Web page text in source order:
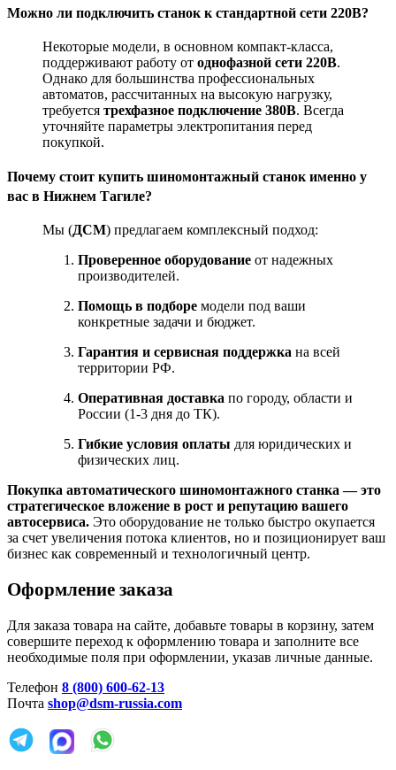
Можно ли подключить станок к стандартной сети 220В?
Некоторые модели, в основном компакт-класса,
поддерживают работу от однофазной сети 220В.
Однако для большинства профессиональных
автоматов, рассчитанных на высокую нагрузку,
требуется трехфазное подключение 380В. Всегда
уточняйте параметры электропитания перед
покупкой.
Почему стоит купить шиномонтажный станок именно у
вас в Нижнем Тагиле?
Мы (ДСМ) предлагаем комплексный подход:
Проверенное оборудование от надежных
производителей.
Помощь в подборе модели под ваши
конкретные задачи и бюджет.
Гарантия и сервисная поддержка на всей
территории РФ.
Оперативная доставка по городу, области и
России (1-3 дня до ТК).
Гибкие условия оплаты для юридических и
физических лиц.
Покупка автоматического шиномонтажного станка — это
стратегическое вложение в рост и репутацию вашего
автосервиса. Это оборудование не только быстро окупается
за счет увеличения потока клиентов, но и позиционирует ваш
бизнес как современный и технологичный центр.
Оформление заказа
Для заказа товара на сайте, добавьте товары в корзину, затем
совершите переход к оформлению товара и заполните все
необходимые поля при оформлении, указав личные данные.
Телефон 8 (800) 600-62-13
Почта shop@dsm-russia.com